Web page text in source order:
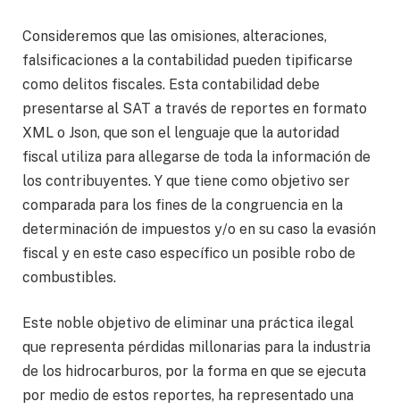
Consideremos que las omisiones, alteraciones,
falsificaciones a la contabilidad pueden tipificarse
como delitos fiscales. Esta contabilidad debe
presentarse al SAT a través de reportes en formato
XML o Json, que son el lenguaje que la autoridad
fiscal utiliza para allegarse de toda la información de
los contribuyentes. Y que tiene como objetivo ser
comparada para los fines de la congruencia en la
determinación de impuestos y/o en su caso la evasión
fiscal y en este caso específico un posible robo de
combustibles.
Este noble objetivo de eliminar una práctica ilegal
que representa pérdidas millonarias para la industria
de los hidrocarburos, por la forma en que se ejecuta
por medio de estos reportes, ha representado una